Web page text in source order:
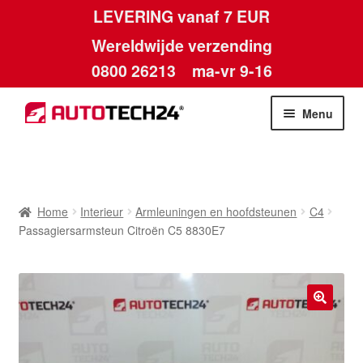
LEVERING vanaf 7 EUR
Wereldwijde verzending
0800 26213 ma-vr 9-16
Skip
to
Skip
to
Menu
Home Interieur Armleuningen en hoofdsteunen
C4
Passagiersarmsteun Citroën C5 8830E7